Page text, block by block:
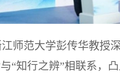
师范大学彭传华教授
“知行之辨”相联系，